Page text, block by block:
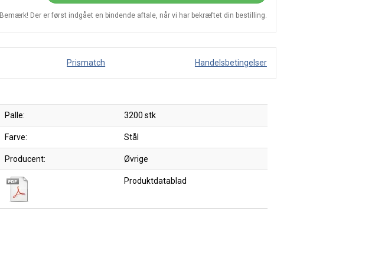
Bemærk! Der er først indgået en bindende aftale, når vi har bekræftet din bestilling.
Prismatch Handelsbetingelser
Palle: 3200 stk
Farve: Stål
Producent: Øvrige
Produktdatablad